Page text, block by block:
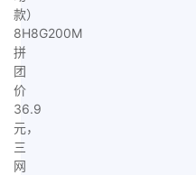
款）
8H8G200M
拼
团
价
36.9
元，
三
网